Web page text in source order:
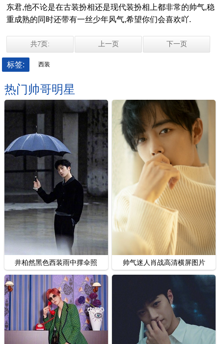
东君,他不论是在古装扮相还是现代装扮相上都非常的帅气,稳
重成熟的同时还带有一丝少年风气,希望你们会喜欢吖.
共7页: 上一页 下一页
标签: 西装
热门帅哥明星
井柏然黑色西装雨中撑伞照 帅气迷人肖战高清横屏图片